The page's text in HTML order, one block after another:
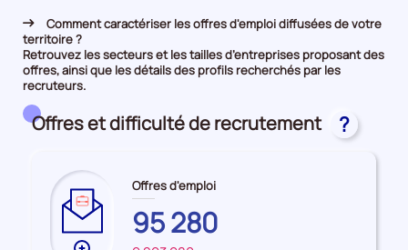
Rapprochement
Demandeurs d'emploi
Comment caractériser les offres d'emploi diffusées de votre
territoire ?
Retrouvez les secteurs et les tailles d’entreprises proposant des
offres, ainsi que les détails des profils recherchés par les
recruteurs.
Offres et difficulté de recrutement ?
Offres d'emploi
COTES-
D'ARMOR
95 280